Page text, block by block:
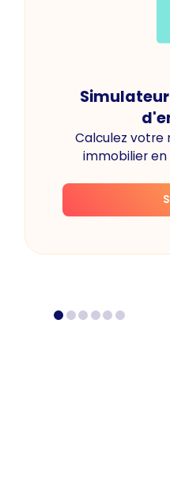
Calculez votre
immobilier en